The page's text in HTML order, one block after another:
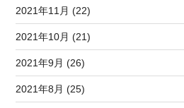
2021年11月 (22)
2021年10月 (21)
2021年9月 (26)
2021年8月 (25)